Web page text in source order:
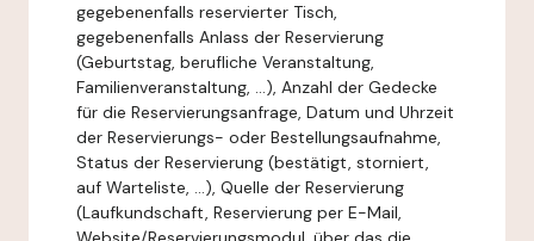
gegebenenfalls reservierter Tisch,
gegebenenfalls Anlass der Reservierung
(Geburtstag, berufliche Veranstaltung,
Familienveranstaltung, ...), Anzahl der Gedecke
für die Reservierungsanfrage, Datum und Uhrzeit
der Reservierungs- oder Bestellungsaufnahme,
Status der Reservierung (bestätigt, storniert,
auf Warteliste, ...), Quelle der Reservierung
(Laufkundschaft, Reservierung per E-Mail,